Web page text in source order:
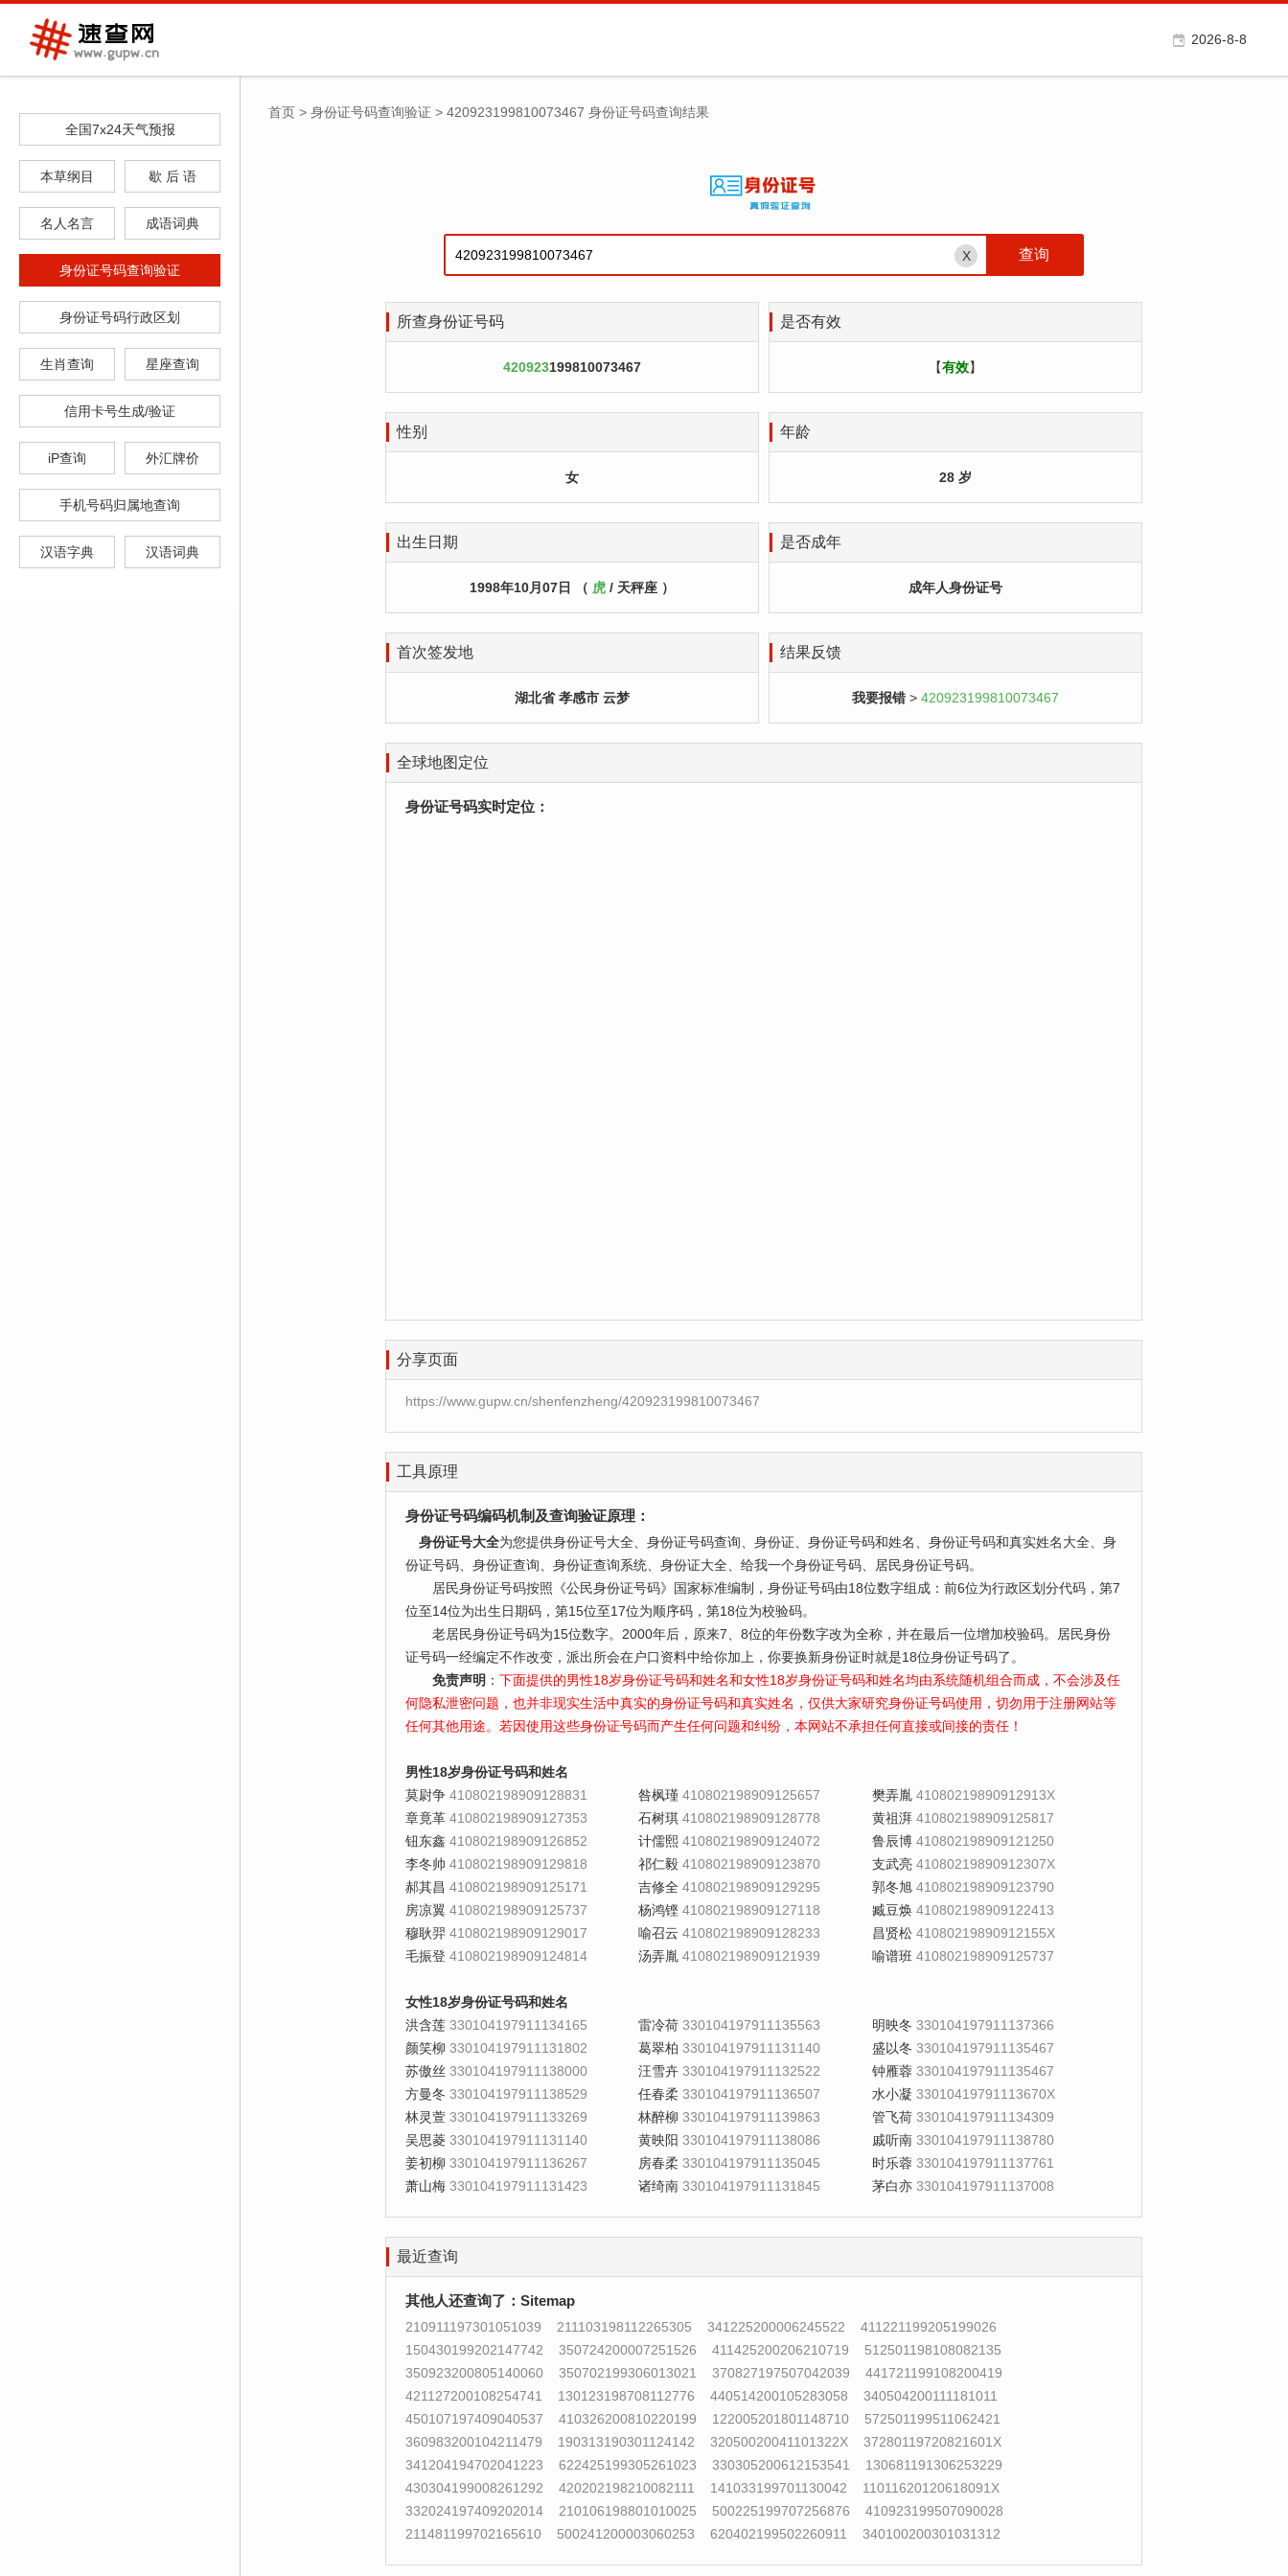
2026-8-8
全国7x24天气预报
本草纲目 歇 后 语
名人名言 成语词典
身份证号码查询验证
身份证号码行政区划
生肖查询 星座查询
信用卡号生成/验证
iP查询 外汇牌价
手机号码归属地查询
汉语字典 汉语词典
首页 > 身份证号码查询验证 > 420923199810073467 身份证号码查询结果
X
所查身份证号码
420923199810073467
是否有效
【有效】
性别
女
年龄
28 岁
出生日期
1998年10月07日 （ 虎 / 天秤座 ）
是否成年
成年人身份证号
首次签发地
湖北省 孝感市 云梦
结果反馈
我要报错 > 420923199810073467
全球地图定位
身份证号码实时定位：
分享页面
https://www.gupw.cn/shenfenzheng/420923199810073467
工具原理
身份证号码编码机制及查询验证原理：
身份证号大全为您提供身份证号大全、身份证号码查询、身份证、身份证号码和姓名、身份证号码和真实姓名大全、身
份证号码、身份证查询、身份证查询系统、身份证大全、给我一个身份证号码、居民身份证号码。
居民身份证号码按照《公民身份证号码》国家标准编制，身份证号码由18位数字组成：前6位为行政区划分代码，第7
位至14位为出生日期码，第15位至17位为顺序码，第18位为校验码。
老居民身份证号码为15位数字。2000年后，原来7、8位的年份数字改为全称，并在最后一位增加校验码。居民身份
证号码一经编定不作改变，派出所会在户口资料中给你加上，你要换新身份证时就是18位身份证号码了。
免责声明 ： 下面提供的男性18岁身份证号码和姓名和女性18岁身份证号码和姓名均由系统随机组合而成，不会涉及任
何隐私泄密问题，也并非现实生活中真实的身份证号码和真实姓名，仅供大家研究身份证号码使用，切勿用于注册网站等
任何其他用途。若因使用这些身份证号码而产生任何问题和纠纷，本网站不承担任何直接或间接的责任！
男性18岁身份证号码和姓名
莫尉争 410802198909128831 咎枫瑾 410802198909125657 樊弄胤 41080219890912913X
章竟革 410802198909127353 石树琪 410802198909128778 黄祖湃 410802198909125817
钮东鑫 410802198909126852 计儒熙 410802198909124072 鲁辰博 410802198909121250
李冬帅 410802198909129818 祁仁毅 410802198909123870 支武亮 41080219890912307X
郝其昌 410802198909125171 吉修全 410802198909129295 郭冬旭 410802198909123790
房凉翼 410802198909125737 杨鸿铿 410802198909127118 臧豆焕 410802198909122413
穆耿羿 410802198909129017 喻召云 410802198909128233 昌贤松 41080219890912155X
毛振登 410802198909124814 汤弄胤 410802198909121939 喻谱班 410802198909125737
女性18岁身份证号码和姓名
洪含莲 330104197911134165 雷冷荷 330104197911135563 明映冬 330104197911137366
颜笑柳 330104197911131802 葛翠柏 330104197911131140 盛以冬 330104197911135467
苏傲丝 330104197911138000 汪雪卉 330104197911132522 钟雁蓉 330104197911135467
方曼冬 330104197911138529 任春柔 330104197911136507 水小凝 33010419791113670X
林灵萱 330104197911133269 林醉柳 330104197911139863 管飞荷 330104197911134309
吴思菱 330104197911131140 黄映阳 330104197911138086 戚听南 330104197911138780
姜初柳 330104197911136267 房春柔 330104197911135045 时乐蓉 330104197911137761
萧山梅 330104197911131423 诸绮南 330104197911131845 茅白亦 330104197911137008
最近查询
其他人还查询了： Sitemap
210911197301051039 211103198112265305 341225200006245522
411221199205199026
150430199202147742
350724200007251526 411425200206210719
512501198108082135
350923200805140060
350702199306013021 370827197507042039
441721199108200419
421127200108254741
130123198708112776 440514200105283058
340504200111181011
450107197409040537
410326200810220199 122005201801148710
572501199511062421
360983200104211479
190313190301124142 32050020041101322X
37280119720821601X
341204194702041223
622425199305261023 330305200612153541
130681191306253229
430304199008261292
420202198210082111 141033199701130042
11011620120618091X
332024197409202014
210106198801010025 500225199707256876
410923199507090028
211481199702165610
500241200003060253 620402199502260911 340100200301031312